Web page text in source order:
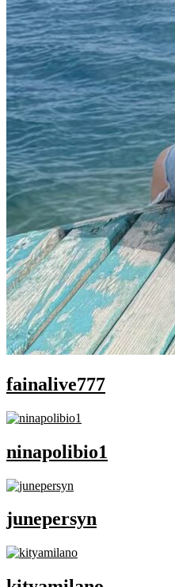
fainalive777
ninapolibio1
junepersyn